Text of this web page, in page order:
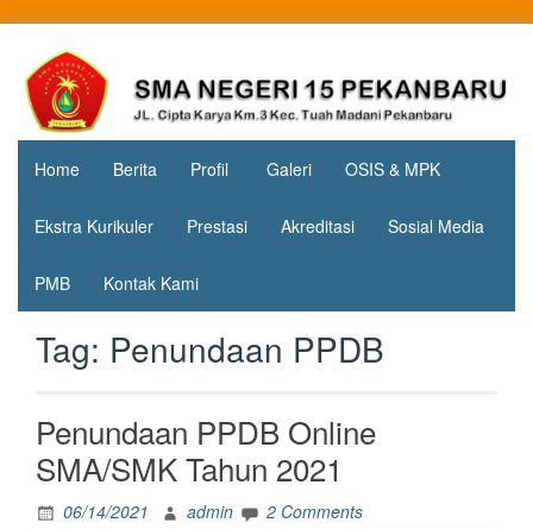
contentSMA
Negeri 15
Pekanbaru
Jl. Cipta
Karya
KM.3, Kec.
Tuah
Madani,
Home Berita Profil Galeri OSIS & MPK
Ekstra Kurikuler Prestasi Akreditasi Sosial Media
PMB Kontak Kami
Tag: Penundaan PPDB
Penundaan PPDB Online
SMA/SMK Tahun 2021
06/14/2021 admin
2 Comments